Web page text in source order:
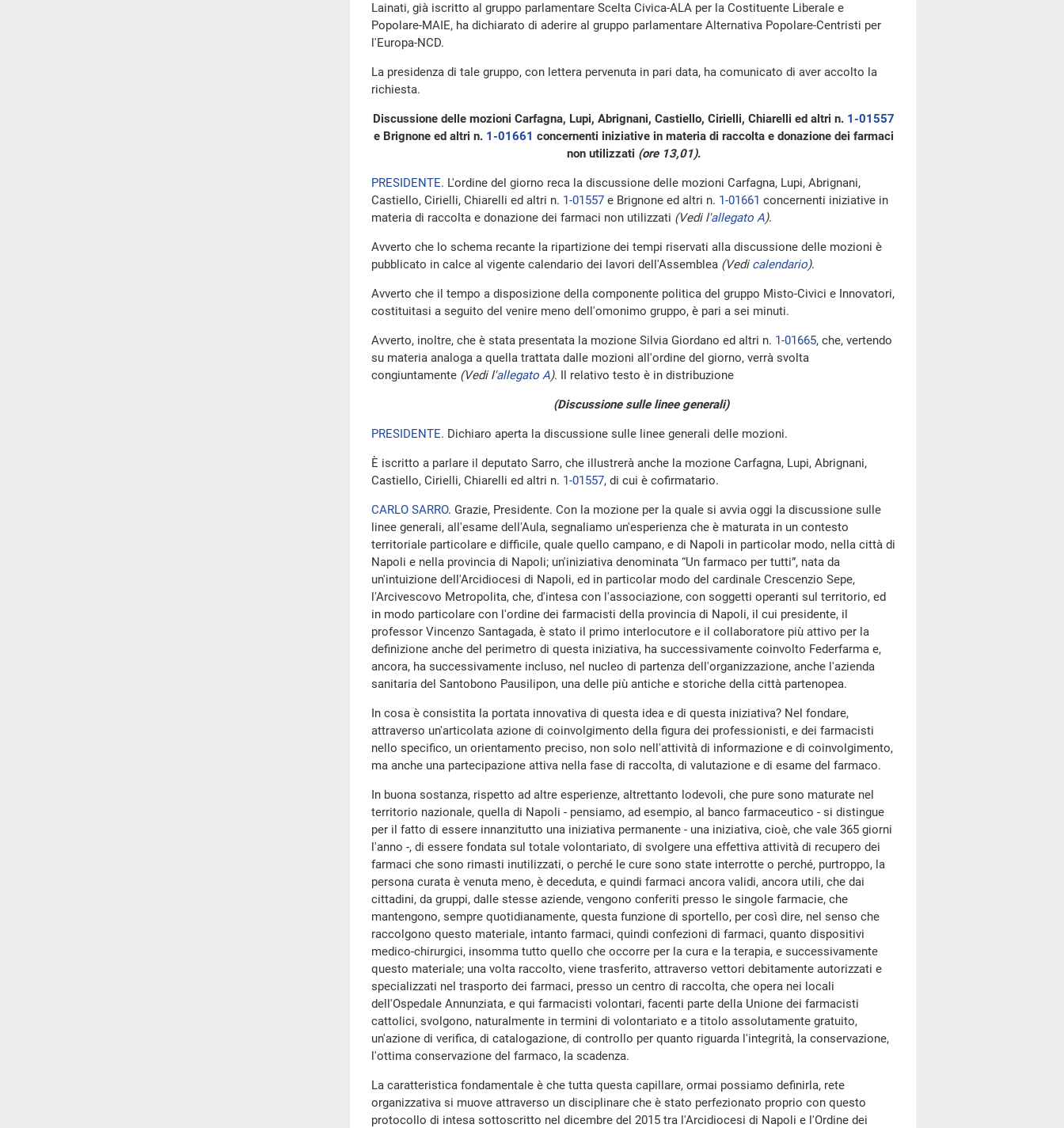
Lainati, già iscritto al gruppo parlamentare Scelta Civica-ALA per la Costituente Liberale e
Popolare-MAIE, ha dichiarato di aderire al gruppo parlamentare Alternativa Popolare-Centristi per
l'Europa-NCD.
La presidenza di tale gruppo, con lettera pervenuta in pari data, ha comunicato di aver accolto la
richiesta.
Discussione delle mozioni Carfagna, Lupi, Abrignani, Castiello, Cirielli, Chiarelli ed altri n. 1-01557
e Brignone ed altri n. 1-01661 concernenti iniziative in materia di raccolta e donazione dei farmaci
non utilizzati (ore 13,01).
PRESIDENTE. L'ordine del giorno reca la discussione delle mozioni Carfagna, Lupi, Abrignani,
Castiello, Cirielli, Chiarelli ed altri n. 1-01557 e Brignone ed altri n. 1-01661 concernenti iniziative in
materia di raccolta e donazione dei farmaci non utilizzati (Vedi l'allegato A).
Avverto che lo schema recante la ripartizione dei tempi riservati alla discussione delle mozioni è
pubblicato in calce al vigente calendario dei lavori dell'Assemblea (Vedi calendario).
Avverto che il tempo a disposizione della componente politica del gruppo Misto-Civici e Innovatori,
costituitasi a seguito del venire meno dell'omonimo gruppo, è pari a sei minuti.
Avverto, inoltre, che è stata presentata la mozione Silvia Giordano ed altri n. 1-01665, che, vertendo
su materia analoga a quella trattata dalle mozioni all'ordine del giorno, verrà svolta
congiuntamente (Vedi l'allegato A). Il relativo testo è in distribuzione
(Discussione sulle linee generali)
PRESIDENTE. Dichiaro aperta la discussione sulle linee generali delle mozioni.
È iscritto a parlare il deputato Sarro, che illustrerà anche la mozione Carfagna, Lupi, Abrignani,
Castiello, Cirielli, Chiarelli ed altri n. 1-01557, di cui è cofirmatario.
CARLO SARRO. Grazie, Presidente. Con la mozione per la quale si avvia oggi la discussione sulle
linee generali, all'esame dell'Aula, segnaliamo un'esperienza che è maturata in un contesto
territoriale particolare e difficile, quale quello campano, e di Napoli in particolar modo, nella città di
Napoli e nella provincia di Napoli; un'iniziativa denominata “Un farmaco per tutti”, nata da
un'intuizione dell'Arcidiocesi di Napoli, ed in particolar modo del cardinale Crescenzio Sepe,
l'Arcivescovo Metropolita, che, d'intesa con l'associazione, con soggetti operanti sul territorio, ed
in modo particolare con l'ordine dei farmacisti della provincia di Napoli, il cui presidente, il
professor Vincenzo Santagada, è stato il primo interlocutore e il collaboratore più attivo per la
definizione anche del perimetro di questa iniziativa, ha successivamente coinvolto Federfarma e,
ancora, ha successivamente incluso, nel nucleo di partenza dell'organizzazione, anche l'azienda
sanitaria del Santobono Pausilipon, una delle più antiche e storiche della città partenopea.
In cosa è consistita la portata innovativa di questa idea e di questa iniziativa? Nel fondare,
attraverso un'articolata azione di coinvolgimento della figura dei professionisti, e dei farmacisti
nello specifico, un orientamento preciso, non solo nell'attività di informazione e di coinvolgimento,
ma anche una partecipazione attiva nella fase di raccolta, di valutazione e di esame del farmaco.
In buona sostanza, rispetto ad altre esperienze, altrettanto lodevoli, che pure sono maturate nel
territorio nazionale, quella di Napoli - pensiamo, ad esempio, al banco farmaceutico - si distingue
per il fatto di essere innanzitutto una iniziativa permanente - una iniziativa, cioè, che vale 365 giorni
l'anno -, di essere fondata sul totale volontariato, di svolgere una effettiva attività di recupero dei
farmaci che sono rimasti inutilizzati, o perché le cure sono state interrotte o perché, purtroppo, la
persona curata è venuta meno, è deceduta, e quindi farmaci ancora validi, ancora utili, che dai
cittadini, da gruppi, dalle stesse aziende, vengono conferiti presso le singole farmacie, che
mantengono, sempre quotidianamente, questa funzione di sportello, per così dire, nel senso che
raccolgono questo materiale, intanto farmaci, quindi confezioni di farmaci, quanto dispositivi
medico-chirurgici, insomma tutto quello che occorre per la cura e la terapia, e successivamente
questo materiale; una volta raccolto, viene trasferito, attraverso vettori debitamente autorizzati e
specializzati nel trasporto dei farmaci, presso un centro di raccolta, che opera nei locali
dell'Ospedale Annunziata, e qui farmacisti volontari, facenti parte della Unione dei farmacisti
cattolici, svolgono, naturalmente in termini di volontariato e a titolo assolutamente gratuito,
un'azione di verifica, di catalogazione, di controllo per quanto riguarda l'integrità, la conservazione,
l'ottima conservazione del farmaco, la scadenza.
La caratteristica fondamentale è che tutta questa capillare, ormai possiamo definirla, rete
organizzativa si muove attraverso un disciplinare che è stato perfezionato proprio con questo
protocollo di intesa sottoscritto nel dicembre del 2015 tra l'Arcidiocesi di Napoli e l'Ordine dei